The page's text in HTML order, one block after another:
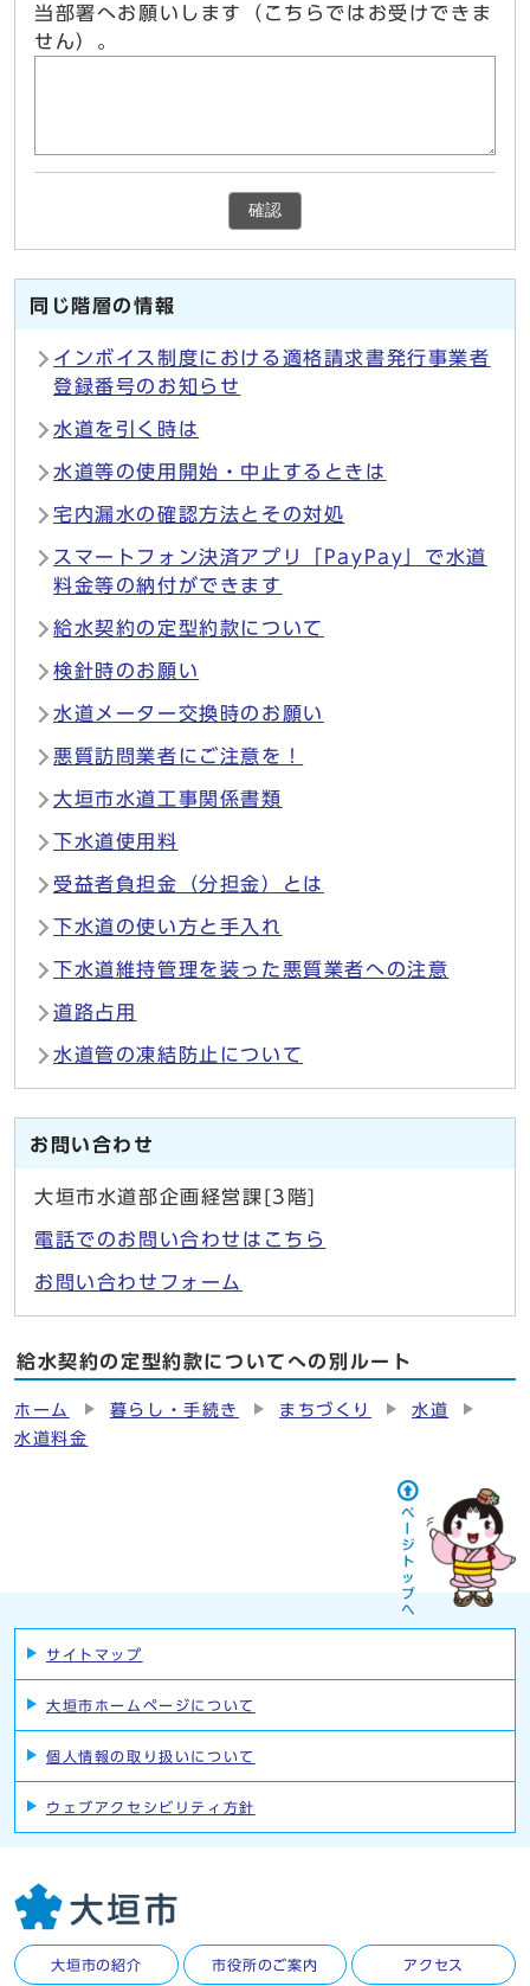
当部署へお願いします（こちらではお受けできま
せん）。
確認
同じ階層の情報
インボイス制度における適格請求書発行事業者
登録番号のお知らせ
水道を引く時は
水道等の使用開始・中止するときは
宅内漏水の確認方法とその対処
スマートフォン決済アプリ「PayPay」で水道
料金等の納付ができます
給水契約の定型約款について
検針時のお願い
水道メーター交換時のお願い
悪質訪問業者にご注意を！
大垣市水道工事関係書類
下水道使用料
受益者負担金（分担金）とは
下水道の使い方と手入れ
下水道維持管理を装った悪質業者への注意
道路占用
水道管の凍結防止について
お問い合わせ
大垣市水道部企画経営課[3階]
電話でのお問い合わせはこちら
お問い合わせフォーム
給水契約の定型約款についてへの別ルート
ホーム 暮らし・手続き まちづくり
水道
水道料金
サイトマップ
大垣市ホームページについて
個人情報の取り扱いについて
ウェブアクセシビリティ方針
大垣市の紹介 市役所のご案内 アクセス